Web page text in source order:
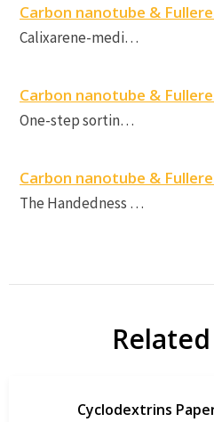
Carbon nanotube &
Calixarene-medi…
Carbon nanotube &
One-step sortin…
Carbon nanotube &
The Handedness …
Cyclodextrins